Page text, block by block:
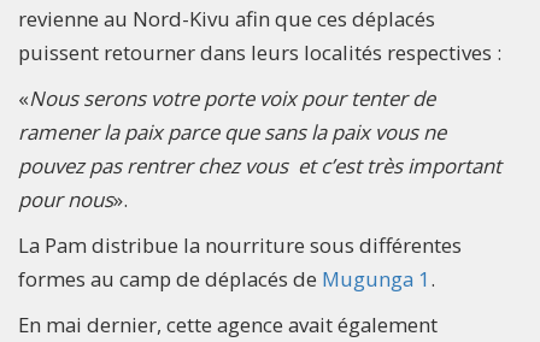
revienne au Nord-Kivu afin que ces déplacés
puissent retourner dans leurs localités respectives :
«Nous serons votre porte voix pour tenter de
ramener la paix parce que sans la paix vous ne
pouvez pas rentrer chez vous et c’est très important
pournous».
La Pam distribue la nourriture sous différentes
formes au camp de déplacés de Mugunga 1 .
En mai dernier, cette agence avait également